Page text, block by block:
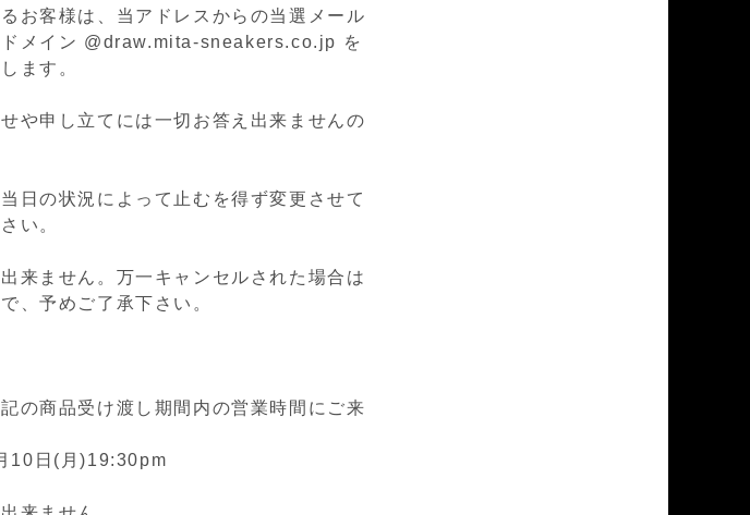
お客様は、当アドレスからの当選メール
ドメイン @draw.mita-sneakers.co.jp を
ます。
や申し立てには一切お答え出来ませんの
日の状況によって止むを得ず変更させて
い。
来ません。 万一キャンセル された場合は
、予めご了承下さい。
の商品受け渡し期間内の営業時間にご来
10日(月)19:30pm